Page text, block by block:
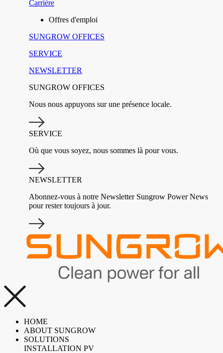
Carrière
Offres d'emploi
SUNGROW OFFICES
SERVICE
NEWSLETTER
SUNGROW OFFICES
Nous nous appuyons sur une présence locale.
SERVICE
Où que vous soyez, nous sommes là pour vous.
NEWSLETTER
Abonnez-vous à notre Newsletter Sungrow Power News
pour rester toujours à jour.
HOME
ABOUT SUNGROW
SOLUTIONS
INSTALLATION PV